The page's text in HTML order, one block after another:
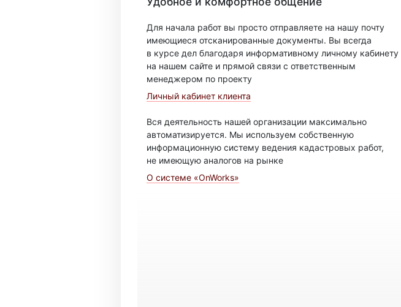
Для начала работ вы просто отправляете на нашу почту
имеющиеся отсканированные документы. Вы всегда
в курсе дел благодаря информативному личному кабинету
на нашем сайте и прямой связи с ответственным
менеджером по проекту
Личный кабинет клиента
Вся деятельность нашей организации максимально
автоматизируется. Мы используем собственную
информационную систему ведения кадастровых работ,
не имеющую аналогов на рынке
О системе «OnWorks»